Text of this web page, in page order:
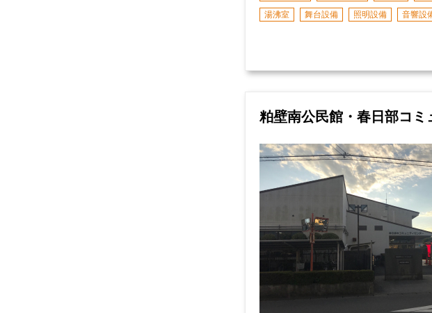
湯沸室
舞台設備 照明設備 音響設
粕壁南公民館・春日部コミ